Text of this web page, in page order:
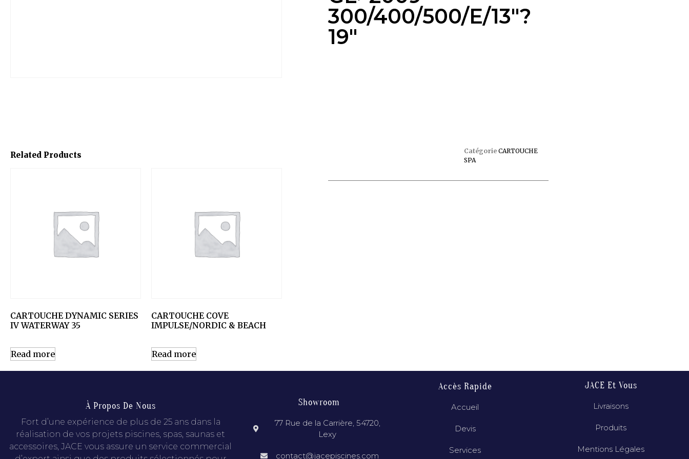
300/400/500/E/13″?
19″
Related Products
CARTOUCHE DYNAMIC SERIES
IV WATERWAY 35
Read more
CARTOUCHE COVE
IMPULSE/NORDIC & BEACH
Read more
Catégorie CARTOUCHE
SPA
À Propos De Nous
Fort d’une expérience de plus de 25 ans dans la
réalisation de vos projets piscines, spas, saunas et
accessoires, JACE vous assure un service commercial
Showroom
77 Rue de la Carrière, 54720,
Lexy
contact@jacepiscines.com
Accès Rapide
Accueil
Devis
Services
JACE Et Vous
Livraisons
Produits
Mentions Légales